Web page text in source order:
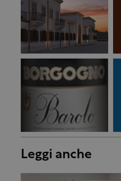
Leggi anche